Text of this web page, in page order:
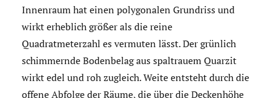
Innenraum hat einen polygonalen Grundriss und
wirkt erheblich größer als die reine
Quadratmeterzahl es vermuten lässt. Der grünlich
schimmernde Bodenbelag aus spalt­rauem Quarzit
wirkt edel und roh zugleich. Weite entsteht durch die
offene Abfolge der Räume, die über die Deckenhöhe